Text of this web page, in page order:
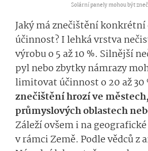
Solární panely mohou být
Jaký má znečištění konkrétní
účinnost? I lehká vrstva
výrobu o 5 až 10 %. Silnější
pyl nebo zbytky námrazy
limitovat účinnost o 20 až 30
znečištění hrozí ve
průmyslových oblastech
Záleží ovšem i na
v rámci Země. Podle vědců z